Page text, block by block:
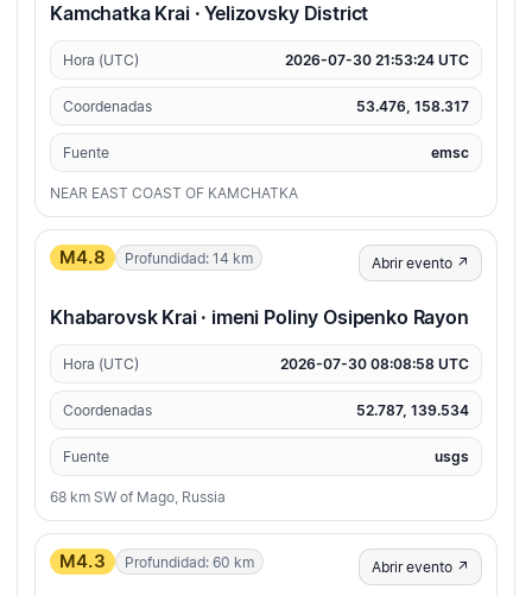
Kamchatka Krai · Yelizovsky District
Hora (UTC) 2026-07-30 21:53:24 UTC
Coordenadas 53.476, 158.317
Fuente emsc
NEAR EAST COAST OF KAMCHATKA
M4.8 Profundidad: 14 km Abrir evento ↗
Khabarovsk Krai · imeni Poliny Osipenko Rayon
Hora (UTC) 2026-07-30 08:08:58 UTC
Coordenadas 52.787, 139.534
Fuente usgs
68 km SW of Mago, Russia
M4.3 Profundidad: 60 km Abrir evento ↗